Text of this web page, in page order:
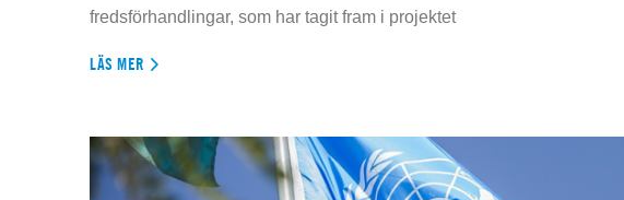
fredsförhandlingar, som har tagit fram i projektet
LÄS MER